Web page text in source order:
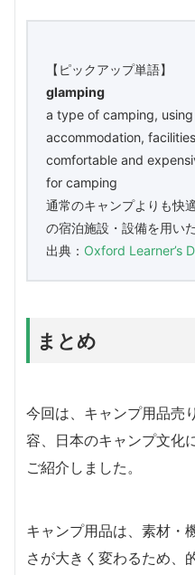
【ピックアップ単語】
glamping
​a type of camping,
accommodation,
comfortable and
for camping
通常のキャンプよりも快
の宿泊施設・設備を用い
出典： Oxford Learner’s
まとめ
今回は、キャンプ用品売
容、日本のキャンプ文化
ご紹介しました。
キャンプ用品は、素材・
さが大きく変わるため、